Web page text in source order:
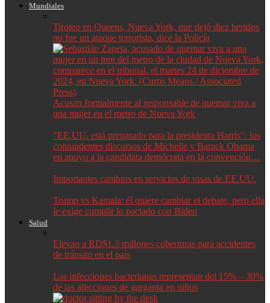
Mundiales
Tiroteo en Queens, Nueva York, que dejó diez heridos
no fue un ataque terrorista, dice la Policía
Acusan formalmente al responsable de quemar viva a
una mujer en el metro de Nueva York
"EE.UU. está preparado para la presidenta Harris": los
contundentes discursos de Michelle y Barack Obama
en apoyo a la candidata demócrata en la convención…
Importantes cambios en servicios de visas de EE.UU.
Trump vs Kamala: él quiere cambiar el debate, pero ella
le exige cumplir lo pactado con Biden
Salud
Elevan a RD$1.3 millones coberturas para accidentes
de tránsito en el país
Las infecciones bacterianas representan del 15% – 30%
de las afecciones de garganta en niños